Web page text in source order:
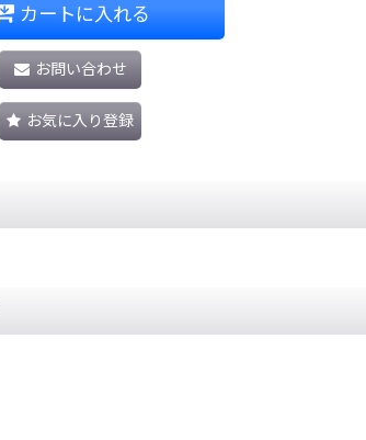
カートに入れる
お問い合わせ
お気に入り登録